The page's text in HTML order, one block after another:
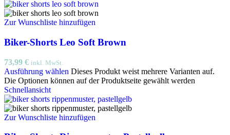
Zur Wunschliste hinzufügen
Biker-Shorts Leo Soft Brown
73,99 € inkl. MwSt.
Ausführung wählen Dieses Produkt weist mehrere Varianten auf.
Die Optionen können auf der Produktseite gewählt werden
Schnellansicht
Zur Wunschliste hinzufügen